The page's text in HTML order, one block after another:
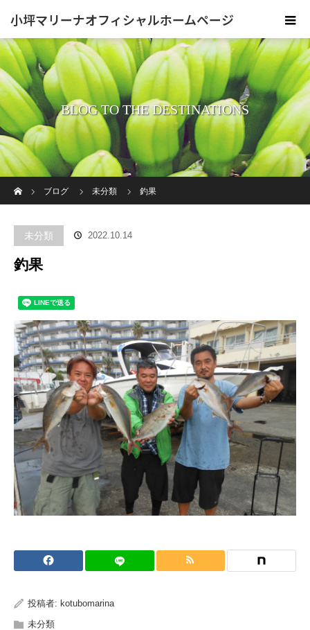
小坪マリーナオフィシャルホームページ
BLOG TO THE DESTINATIONS
ブログ
未分類 釣果
未分類 2022.10.14
釣果
投稿者: kotubomarina
未分類